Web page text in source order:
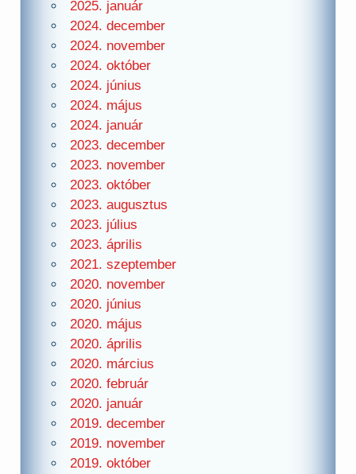
2025. január
2024. december
2024. november
2024. október
2024. június
2024. május
2024. január
2023. december
2023. november
2023. október
2023. augusztus
2023. július
2023. április
2021. szeptember
2020. november
2020. június
2020. május
2020. április
2020. március
2020. február
2020. január
2019. december
2019. november
2019. október